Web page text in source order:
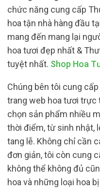
chức năng cung cấp
hoa tận nhà hàng đầu
mang đến mang lại
hoa tươi đẹp nhất &
tuyệt nhất. Shop Hoa
Chúng bên tôi cung
trang web hoa tươi trực
chọn sản phẩm nhiều
thời điểm, từ sinh nhật,
tang lễ. Không chỉ cần
đơn giản, tôi còn cung
không thể không đủ
hoa và những loại hoa